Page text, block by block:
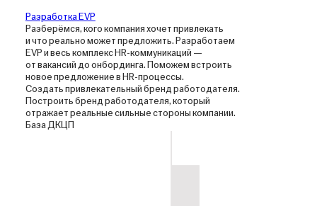
Разработка EVP
Разберёмся, кого компания хочет привлекать
и что реально может предложить. Разработаем
EVP и весь комплекс HR-коммуникаций —
от вакансий до онбординга. Поможем встроить
новое предложение в HR-процессы.
Создать привлекательный бренд работодателя.
Построить бренд работодателя, который
отражает реальные сильные стороны компании.
База ДКЦП